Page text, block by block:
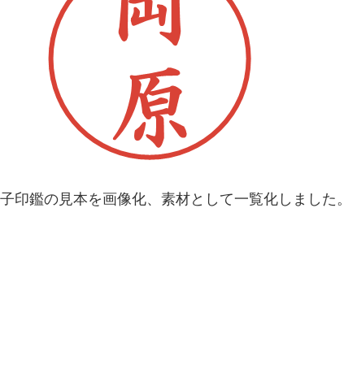
印鑑の見本を画像化、素材として一覧化しました。